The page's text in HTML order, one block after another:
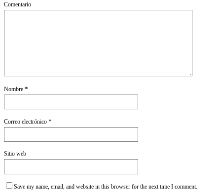
Comentario
Nombre *
Correo electrónico *
Sitio web
Save my name, email, and website in this browser for the next time I comment.